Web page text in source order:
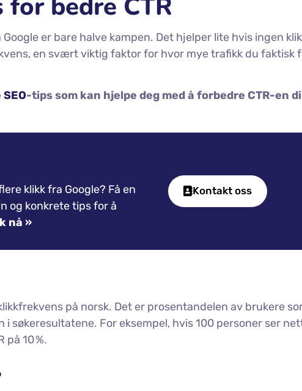
er bare halve kampen. Det hjelper lite hvis ingen
en svært viktig faktor for hvor mye trafikk du faktisk
SEO-tips som kan hjelpe deg med å forbedre CTR-en
klikk fra Google? Få en
og konkrete tips for å
nå »
Kontakt oss
på norsk. Det er prosentandelen av brukere
i søkeresultatene. For eksempel, hvis 100 personer ser
på 10 %.